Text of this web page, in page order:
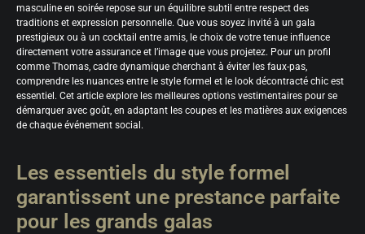
masculine en soirée repose sur un équilibre subtil entre respect des
traditions et expression personnelle. Que vous soyez invité à un gala
prestigieux ou à un cocktail entre amis, le choix de votre tenue influence
directement votre assurance et l’image que vous projetez. Pour un profil
comme Thomas, cadre dynamique cherchant à éviter les faux-pas,
comprendre les nuances entre le style formel et le look décontracté chic est
essentiel. Cet article explore les meilleures options vestimentaires pour se
démarquer avec goût, en adaptant les coupes et les matières aux exigences
de chaque événement social.
Les essentiels du style formel
garantissent une prestance parfaite
pour les grands galas